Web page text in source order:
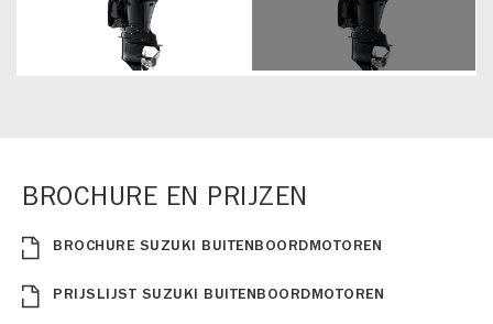
BROCHURE EN PRIJZEN
BROCHURE SUZUKI BUITENBOORDMOTOREN
PRIJSLIJST SUZUKI BUITENBOORDMOTOREN